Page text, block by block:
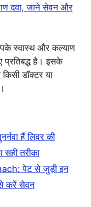
दवा, जाने सेवन और
स्वास्थ और कल्याण
प्रतिबद्ध है। इसके
डॉक्टर या
हैं लिवर की
सही तरीका
पेट से जुड़ी इन
करें सेवन